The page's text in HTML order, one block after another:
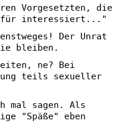
Vorgesetzten, die
interessiert..."
Der Unrat
bleiben.
ne? Bei
teils sexueller
mal sagen. Als
"Späße" eben